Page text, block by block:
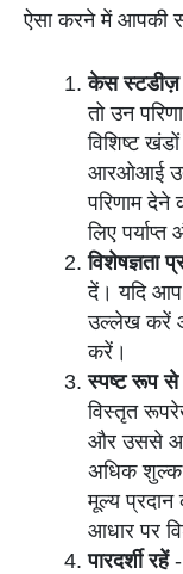
ऐसा करने में आपकी
केस स्टडीज़
तो उन
विशिष्ट
आरओआई
परिणाम देने
लिए पर्याप्त
विशेषज्ञता
दें। यदि आप
उल्लेख करें
करें।
स्पष्ट रूप से
विस्तृत
और उससे
अधिक शुल्क
मूल्य प्रदान
आधार पर
पारदर्शी रहें-